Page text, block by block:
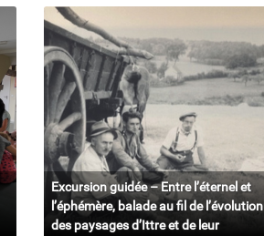
Excursion guidée – Entre l’éternel et
l’éphémère, balade au fil de l’évolution
des paysages d’Ittre et de leur